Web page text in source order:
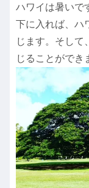
ハワイは暑いで
下に入れば、ハ
じます。そして
じることができ